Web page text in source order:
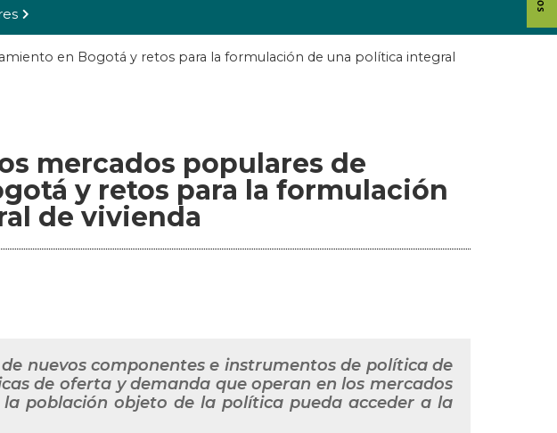
en Bogotá y retos para la formulación de una política integral
mercados populares de
y retos para la formulación
de vivienda
nuevos componentes e instrumentos de política de
de oferta y demanda que operan en los mercados
población objeto de la política pueda acceder a la